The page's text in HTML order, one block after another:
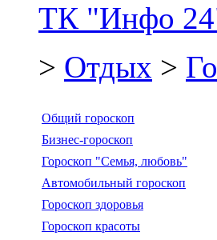
ТК "Инфо
> Отдых >
Общий гороскоп
Бизнес-гороскоп
Гороскоп "Семья, любовь"
Автомобильный гороскоп
Гороскоп здоровья
Гороскоп красоты